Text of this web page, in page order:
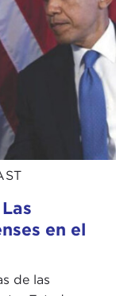
en el
de las